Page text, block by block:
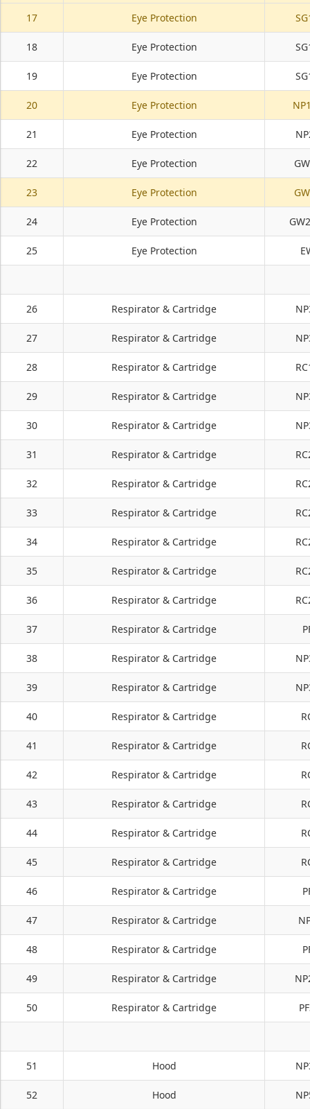
17 Eye Protection
18 Eye Protection
19 Eye Protection
20 Eye Protection
21 Eye Protection
22 Eye Protection
23 Eye Protection
24 Eye Protection
25 Eye Protection
26 Respirator & Cartridge
27 Respirator & Cartridge
28 Respirator & Cartridge
29 Respirator & Cartridge
30 Respirator & Cartridge
31 Respirator & Cartridge
32 Respirator & Cartridge
33 Respirator & Cartridge
34 Respirator & Cartridge
35 Respirator & Cartridge
36 Respirator & Cartridge
37 Respirator & Cartridge
38 Respirator & Cartridge
39 Respirator & Cartridge
40 Respirator & Cartridge
41 Respirator & Cartridge
42 Respirator & Cartridge
43 Respirator & Cartridge
44 Respirator & Cartridge
45 Respirator & Cartridge
46 Respirator & Cartridge
47 Respirator & Cartridge
48 Respirator & Cartridge
49 Respirator & Cartridge
50 Respirator & Cartridge
51 Hood
52 Hood